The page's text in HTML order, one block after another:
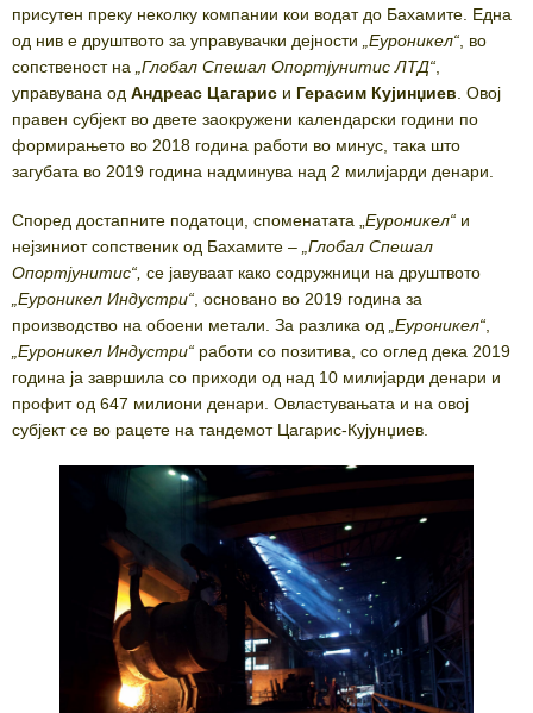
присутен преку неколку компании кои водат до Бахамите. Една
од нив е друштвото за управувачки дејности
„Еуроникел“ , во
сопственост на
„Глобал Спешал Опортјунитис ЛТД“
управувана од Андреас Цагарис и Герасим Кујинџиев . Овој
правен субјект во двете заокружени календарски години по
формирањето во 2018 година работи во минус, така што
загубата во 2019 година надминува над 2 милијарди денари.
Според достапните податоци, споменатата „ Еуроникел“ и
нејзиниот сопственик од Бахамите – „Глобал Спешал
Опортјунитис“, се јавуваат како содружници на друштвото
„Еуроникел Индустри“ , основано во 2019 година за
производство на обоени метали. За разлика од
„Еуроникел“
„Еуроникел Индустри“ работи со позитива, со оглед дека 2019
година ја завршила со приходи од над 10 милијарди денари и
профит од 647 милиони денари. Овластувањата и на овој
субјект се во рацете на тандемот Цагарис-Кујунџиев.